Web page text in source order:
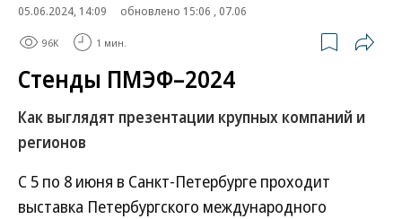
05.06.2024, 14:09
обновлено 15:06 , 07.06
96K 1 мин.
Стенды ПМЭФ–2024
Как выглядят презентации крупных компаний и
регионов
С 5 по 8 июня в Санкт-Петербурге проходит
выставка Петербургского международного